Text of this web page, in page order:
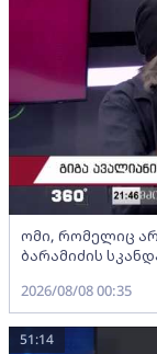
ომი, რომელიც არ
ბარამიძის
2026/08/08 00:35
51:14